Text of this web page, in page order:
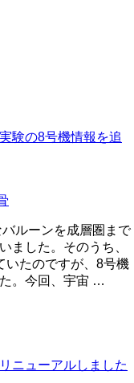
験の8号機情報を追
ルーンを成層圏まで
ました。そのうち、
いたのですが、8号機
。今回、宇宙 …
ニューアルしました